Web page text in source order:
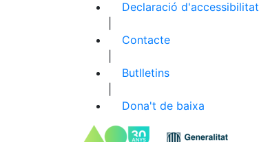
Declaració d'accessibilitat
Contacte
Butlletins
Dona't de baixa